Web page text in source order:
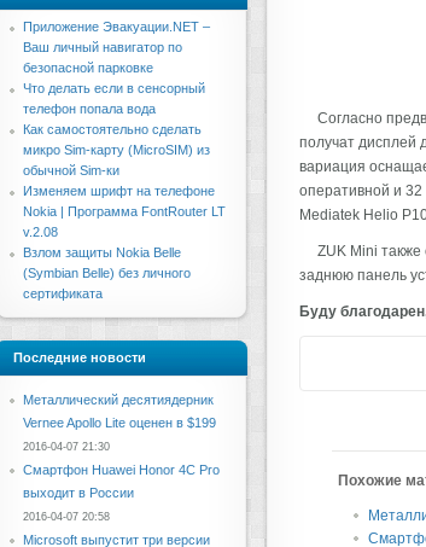
Согласно
получат дисплей
вариация
оперативной и
Mediatek Helio
ZUK Mini также
заднюю панель
Буду
Похожие
Приложение Эвакуации.NET –
Ваш личный навигатор по
безопасной парковке
Что делать если в сенсорный
телефон попала вода
Как самостоятельно сделать
микро Sim-карту (MicroSIM) из
обычной Sim-ки
Изменяем шрифт на телефоне
Nokia | Программа FontRouter LT
v.2.08
Взлом защиты Nokia Belle
(Symbian Belle) без личного
сертификата
Последние новости
Металлический десятиядерник
Vernee Apollo Lite оценен в $199
2016-04-07 21:30
Смартфон Huawei Honor 4C Pro
выходит в России
2016-04-07 20:58
Microsoft выпустит три версии